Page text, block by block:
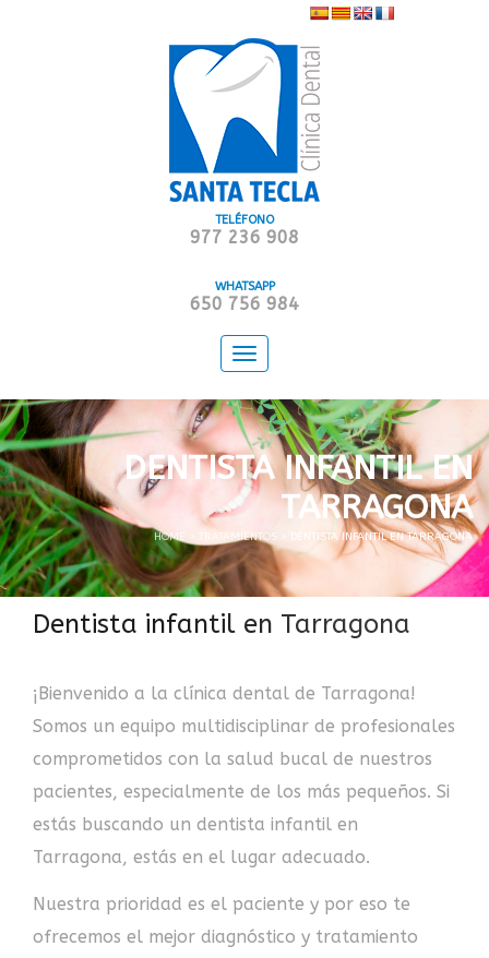
TELÉFONO
977 236 908
WHATSAPP
650 756 984
Toggle
DENTISTA INFANTIL EN
TARRAGONA
HOME TRATAMIENTOS DENTISTA INFANTIL EN TARRAGONA
Dentista infantil en Tarragona
¡Bienvenido a la clínica dental de Tarragona!
Somos un equipo multidisciplinar de profesionales
comprometidos con la salud bucal de nuestros
pacientes, especialmente de los más pequeños. Si
estás buscando un dentista infantil en
Tarragona, estás en el lugar adecuado.
Nuestra prioridad es el paciente y por eso te
ofrecemos el mejor diagnóstico y tratamiento